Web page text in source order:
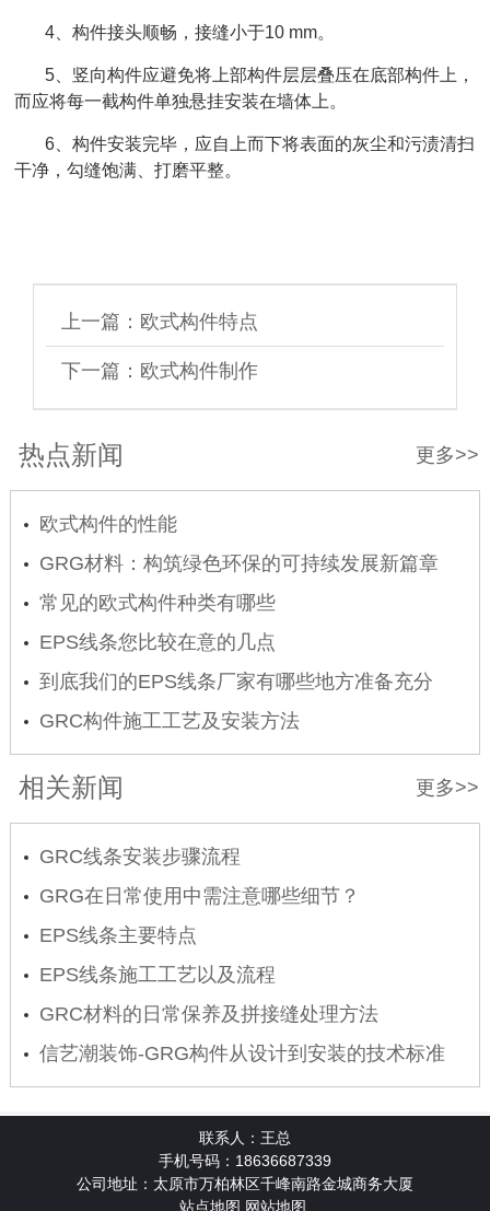
4、构件接头顺畅，接缝小于10 mm。
5、竖向构件应避免将上部构件层层叠压在底部构件上，
而应将每一截构件单独悬挂安装在墙体上。
6、构件安装完毕，应自上而下将表面的灰尘和污渍清扫
干净，勾缝饱满、打磨平整。
上一篇： 欧式构件特点
下一篇： 欧式构件制作
更多>>
热点新闻
欧式构件的性能
GRG材料：构筑绿色环保的可持续发展新篇章
常见的欧式构件种类有哪些
EPS线条您比较在意的几点
到底我们的EPS线条厂家有哪些地方准备充分
呢？
GRC构件施工工艺及安装方法
更多>>
相关新闻
GRC线条安装步骤流程
GRG在日常使用中需注意哪些细节？
EPS线条主要特点
EPS线条施工工艺以及流程
GRC材料的日常保养及拼接缝处理方法
信艺潮装饰-GRG构件从设计到安装的技术标准
联系人：王总
手机号码：18636687339
公司地址：太原市万柏林区千峰南路金城商务大厦
站点地图 网站地图